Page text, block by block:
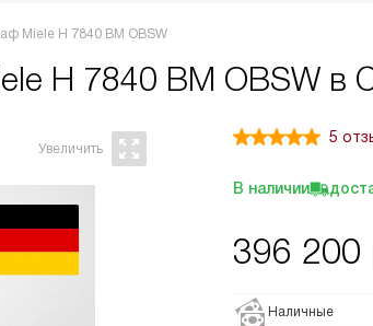
Miele H 7840 BM OBSW
H 7840 BM OBSW в
5
В наличии
396 200
Наличные